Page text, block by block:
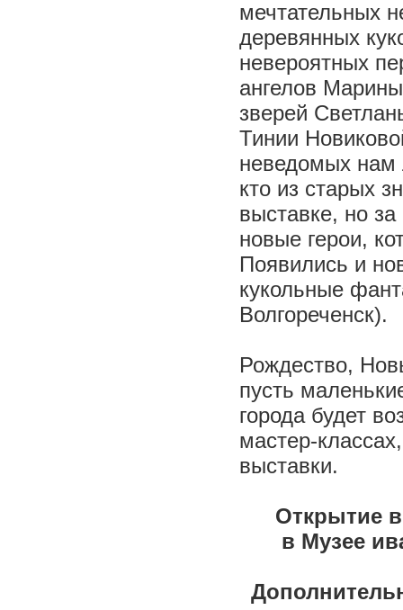
мечтательных
деревянных
невероятных
ангелов
зверей
Тинии
неведомых нам
кто из старых
выставке, но
новые герои,
Появились и
кукольные
Волгореченск).
Рождество,
пусть
города будет
мастер-
выставки.
Открытие
в Музее